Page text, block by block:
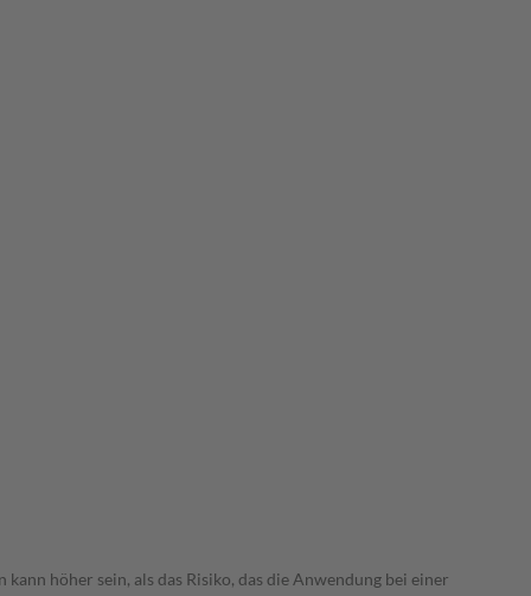
höher sein, als das Risiko, das die Anwendung bei einer